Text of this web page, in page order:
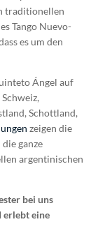
traditionellen
Tango Nuevo-
es um den
Ángel auf
Schottland,
zeigen die
ganze
argentinischen
bei uns
erlebt eine